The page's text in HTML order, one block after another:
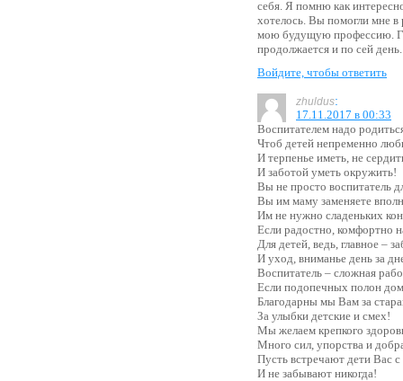
себя. Я помню как
хотелось. Вы помогли мне в
мою будущую профессию.
продолжается и по сей
Войдите, чтобы ответить
zhuldus:
17.11.2017 в 00:33
Воспитателем надо
Чтоб детей непременно
И терпенье иметь, не
И заботой уметь окружить!
Вы не просто воспитатель
Вы им маму заменяете
Им не нужно сладеньких
Если радостно, комфортно
Для детей, ведь, главное –
И уход, вниманье день за
Воспитатель – сложная
Если подопечных полон
Благодарны мы Вам за
За улыбки детские и смех!
Мы желаем крепкого
Много сил, упорства и
Пусть встречают дети Вас
И не забывают никогда!